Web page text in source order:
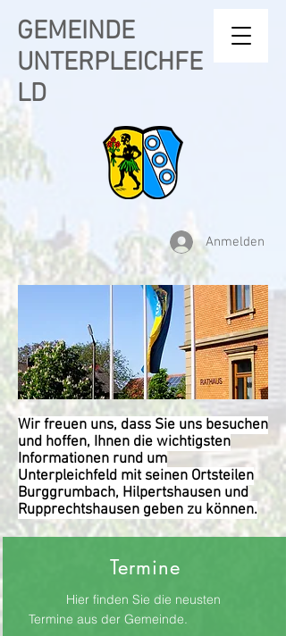
GEMEINDE
UNTERPLEICHFE
LD
Wir freuen uns, dass Sie uns besuchen
und hoffen, Ihnen die wichtigsten
Informationen rund um
Unterpleichfeld mit seinen Ortsteilen
Burggrumbach, Hilpertshausen und
Rupprechtshausen geben zu können.
Termine
Hier finden Sie die neusten
Termine aus der Gemeinde.
Anmelden